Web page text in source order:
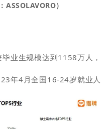
ASSOLAVORO）
业生规模达到1158万人，
年4月全国16-24岁就业人